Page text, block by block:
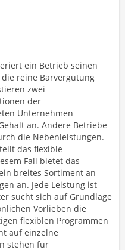
ein Betrieb seinen
reine Barvergütung
zwei
der
Unternehmen
an. Andere Betriebe
die Nebenleistungen.
das flexible
Fall bietet das
breites Sortiment an
an. Jede Leistung ist
sucht sich auf Grundlage
Vorlieben die
flexiblen Programmen
auf einzelne
stehen für